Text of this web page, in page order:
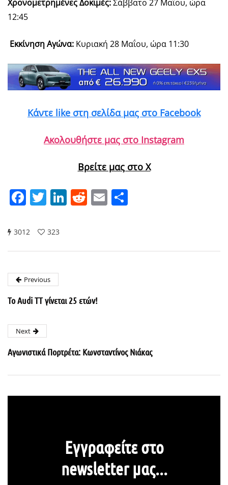
Χρονομετρημένες Δοκιμές:Σάββατο 27 Μαΐου, ώρα
12:45
Εκκίνηση Αγώνα: Κυριακή 28 Μαΐου, ώρα 11:30
Κάντε like στη σελίδα μας στο Facebook
Ακολουθήστε μας στο Instagram
Βρείτε μας στο X
Facebook
Twitter
LinkedIn
Reddit
Email
3012 323
Previous
Το Audi TT γίνεται 25 ετών!
Next
Αγωνιστικά Πορτρέτα: Κωνσταντίνος Νιάκας
Εγγραφείτε στο
newsletter μας...